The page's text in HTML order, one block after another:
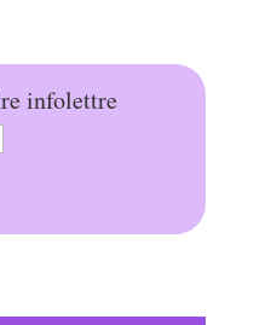
infolettre